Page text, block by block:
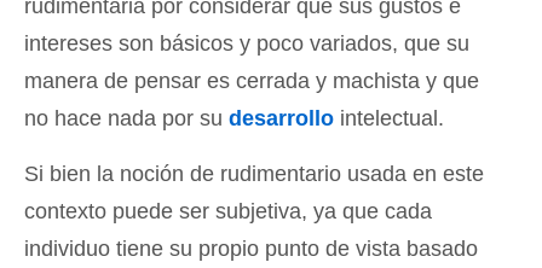
rudimentaria por considerar que sus gustos e
intereses son básicos y poco variados, que su
manera de pensar es cerrada y machista y que
no hace nada por su desarrollo intelectual.
Si bien la noción de rudimentario usada en este
contexto puede ser subjetiva, ya que cada
individuo tiene su propio punto de vista basado